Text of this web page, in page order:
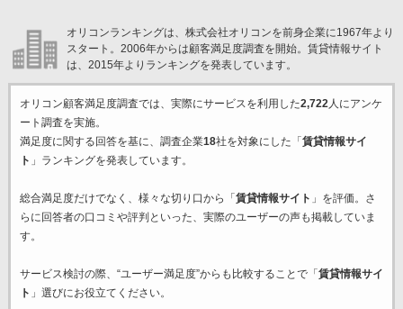
オリコンランキングは、株式会社オリコンを前身企業に1967年より
スタート。2006年からは顧客満足度調査を開始。賃貸情報サイト
は、2015年よりランキングを発表しています。
オリコン顧客満足度調査では、実際にサービスを利用した2,722人にアンケ
ート調査を実施。
満足度に関する回答を基に、調査企業18社を対象にした「 賃貸情報サイ
ト 」ランキングを発表しています。
総合満足度だけでなく、様々な切り口から「 賃貸情報サイト 」を評価。さ
らに回答者の口コミや評判といった、実際のユーザーの声も掲載していま
す。
サービス検討の際、“ユーザー満足度”からも比較することで「 賃貸情報サイ
ト 」選びにお役立てください。